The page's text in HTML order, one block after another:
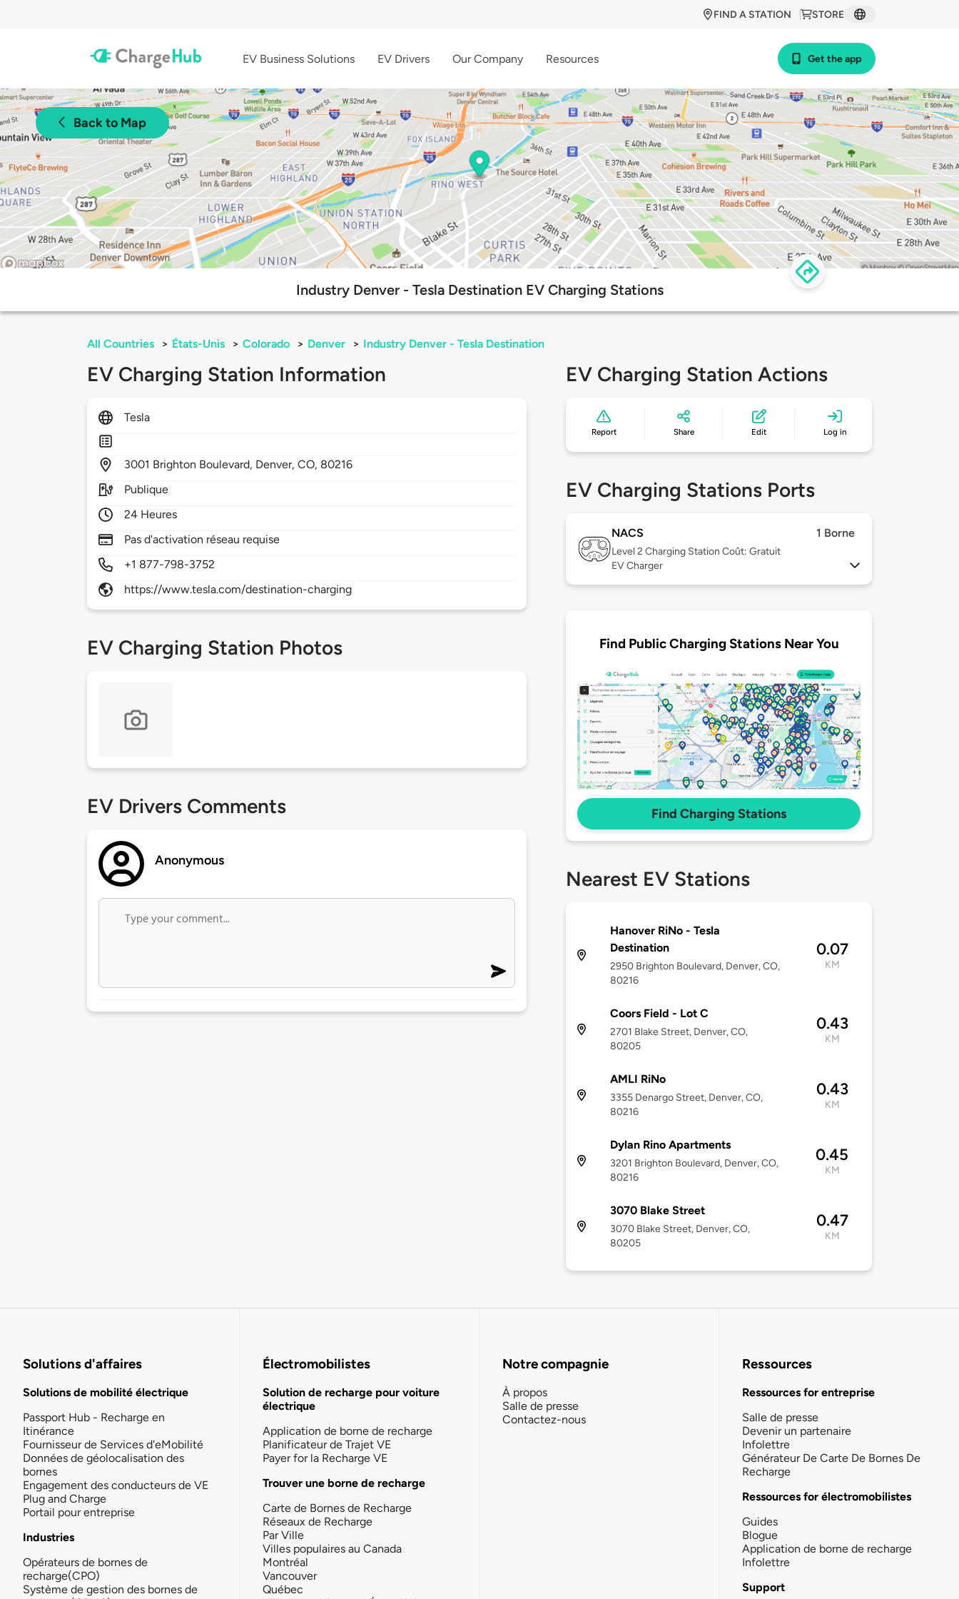
STORE
FIND A STATION
EV Business Solutions EV Drivers Our Company Resources Get the app
Back to Map
Industry Denver - Tesla Destination EV Charging Stations
All Countries > États-Unis > Colorado > Denver > Industry Denver - Tesla Destination
EV Charging Station Information
Tesla
3001 Brighton Boulevard, Denver,CO, 80216
Publique
24 Heures
Pas d'activation réseau requise
+1 877-798-3752
https://www.tesla.com/destination-charging
EV Charging Station Photos
EV Drivers Comments
Anonymous
EV Charging Station Actions
Report Share Edit Log in
EV Charging Stations Ports
NACS 1 Borne
Level 2 Charging Station Coût: Gratuit
EV Charger
Find Public Charging Stations Near You
Find Charging Stations
Nearest EV Stations
Hanover RiNo - Tesla
Destination
2950 Brighton Boulevard, Denver, CO,
80216
0.07
KM
Coors Field - Lot C
2701 Blake Street, Denver, CO,
80205
0.43
KM
AMLI RiNo
3355 Denargo Street, Denver, CO,
80216
0.43
KM
Dylan Rino Apartments
3201 Brighton Boulevard, Denver, CO,
80216
0.45
KM
3070 Blake Street
3070 Blake Street, Denver, CO,
80205
0.47
KM
Solutions d'affaires
Solutions de mobilité électrique
Passport Hub - Recharge en
Itinérance
Fournisseur de Services d'eMobilité
Données de géolocalisation des
bornes
Engagement des conducteurs de VE
Plug and Charge
Portail pour entreprise
Industries
Opérateurs de bornes de
recharge(CPO)
Système de gestion des bornes de
Électromobilistes
Solution de recharge pour voiture
électrique
Application de borne de recharge
Planificateur de Trajet VE
Payer for la Recharge VE
Trouver une borne de recharge
Carte de Bornes de Recharge
Réseaux de Recharge
Par Ville
Villes populaires au Canada
Montréal
Vancouver
Québec
Notre compagnie
À propos
Salle de presse
Contactez-nous
Ressources
Ressources for entreprise
Salle de presse
Devenir un partenaire
Infolettre
Générateur De Carte De Bornes De
Recharge
Ressources for électromobilistes
Guides
Blogue
Application de borne de recharge
Infolettre
Support